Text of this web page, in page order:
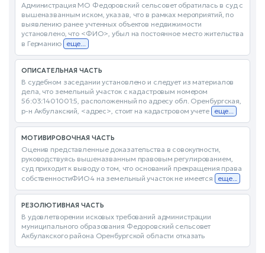
Администрация МО Федоровский сельсовет обратилась в суд с
вышеназванным иском, указав, что в рамках мероприятий, по
выявлению ранее учтенных объектов недвижимости
установлено, что <ФИО>, убыл на постоянное место жительства
в Германию еще...
ОПИСАТЕЛЬНАЯ ЧАСТЬ
В судебном заседании установлено и следует из материалов
дела, что земельный участок с кадастровым номером
56:03:1401001:5, расположенный по адресу обл. Оренбургская,
р-н Акбулакский, <адрес>, стоит на кадастровом учете еще...
МОТИВИРОВОЧНАЯ ЧАСТЬ
Оценив представленные доказательства в совокупности,
руководствуясь вышеназванным правовым регулированием,
суд приходит к выводу о том, что оснований прекращения права
собственностиФИО4 на земельный участок не имеется
еще...
РЕЗОЛЮТИВНАЯ ЧАСТЬ
В удовлетворении исковых требований администрации
муниципального образования Федоровский сельсовет
Акбулакского района Оренбургской области отказать